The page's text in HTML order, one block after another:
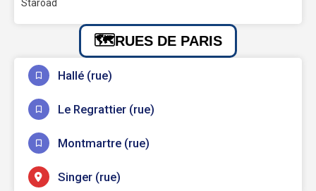
Staroad
RUES DE PARIS
Hallé (rue)
Le Regrattier (rue)
Montmartre (rue)
Singer (rue)